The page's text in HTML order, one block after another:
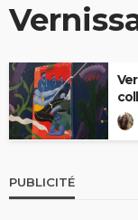
PUBLICITÉ